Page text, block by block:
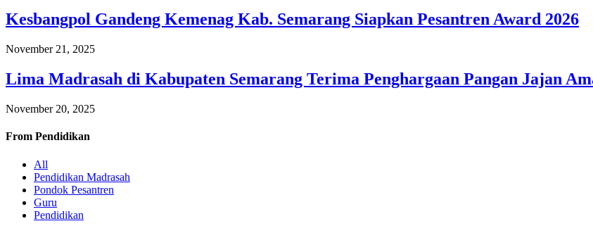
Kesbangpol Gandeng Kemenag Kab. Semarang Siapkan Pesantren Award 2026
November 21, 2025
Lima Madrasah di Kabupaten Semarang Terima Penghargaan Pangan Jajan
November 20, 2025
From Pendidikan
All
Pendidikan Madrasah
Pondok Pesantren
Guru
Pendidikan